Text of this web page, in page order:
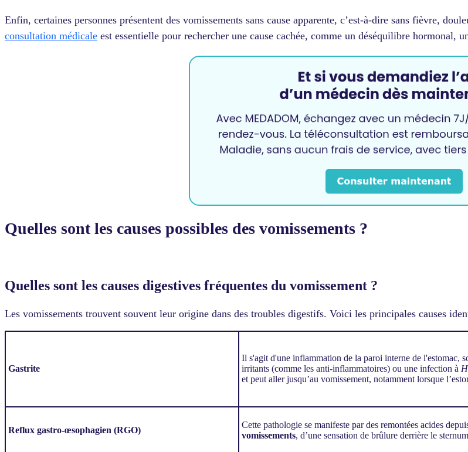
Enfin, certaines personnes présentent des vomissements sans cause apparente, c’est-à-dire sans fièvre,
consultation médicale est essentielle pour rechercher une cause cachée, comme un déséquilibre
Quelles sont les causes possibles des vomissements ?
Quelles sont les causes digestives fréquentes du vomissement ?
Les vomissements trouvent souvent leur origine dans des troubles digestifs. Voici les principales causes
Gastrite
Il s'agit d'une inflammation de la paroi interne de l'estomac,
irritants (comme les anti-inflammatoires) ou une infection à
et peut aller jusqu’au vomissement, notamment lorsque
Reflux gastro-œsophagien (RGO)
Cette pathologie se manifeste par des remontées acides
vomissements, d’une sensation de brûlure derrière le